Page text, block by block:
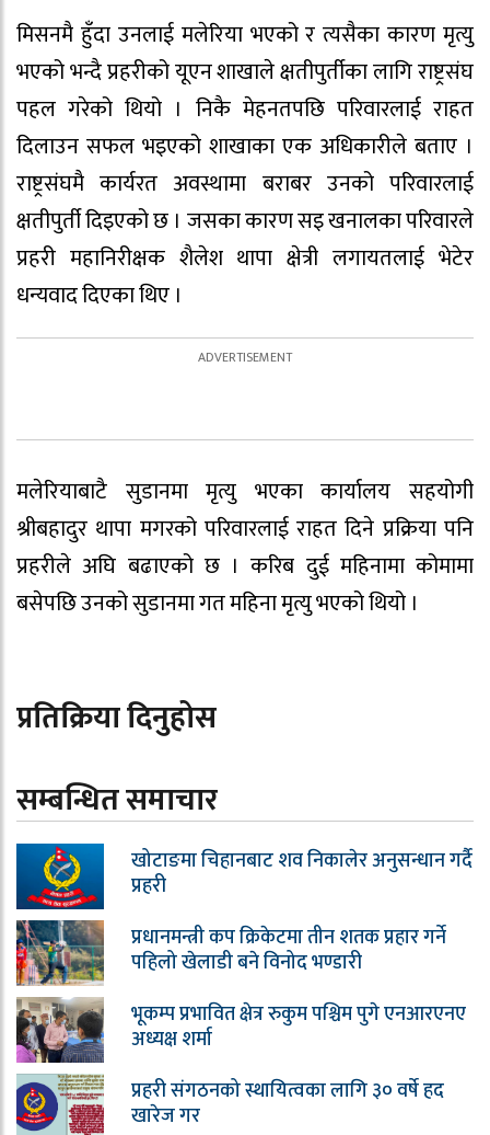
मिसनमै हुँदा उनलाई मलेरिया भएको र त्यसैका कारण मृत्यु
भएको भन्दै प्रहरीको यूएन शाखाले क्षतीपुर्तीका लागि राष्ट्रसंघ
पहल गरेको थियो । निकै मेहनतपछि परिवारलाई राहत
दिलाउन सफल भइएको शाखाका एक अधिकारीले बताए ।
राष्ट्रसंघमै कार्यरत अवस्थामा बराबर उनको परिवारलाई
क्षतीपुर्ती दिइएको छ । जसका कारण सइ खनालका परिवारले
प्रहरी महानिरीक्षक शैलेश थापा क्षेत्री लगायतलाई भेटेर
धन्यवाद दिएका थिए ।
मलेरियाबाटै सुडानमा मृत्यु भएका कार्यालय सहयोगी
श्रीबहादुर थापा मगरको परिवारलाई राहत दिने प्रक्रिया पनि
प्रहरीले अघि बढाएको छ । करिब दुई महिनामा कोमामा
बसेपछि उनको सुडानमा गत महिना मृत्यु भएको थियो ।
प्रतिक्रिया दिनुहोस
सम्बन्धित समाचार
खोटाङमा चिहानबाट शव निकालेर अनुसन्धान गर्दै
प्रहरी
प्रधानमन्त्री कप क्रिकेटमा तीन शतक प्रहार गर्ने
पहिलो खेलाडी बने विनोद भण्डारी
भूकम्प प्रभावित क्षेत्र रुकुम पश्चिम पुगे एनआरएनए
अध्यक्ष शर्मा
प्रहरी संगठनको स्थायित्वका लागि ३० वर्षे हद
खारेज गर